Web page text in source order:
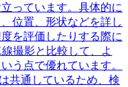
っています。具体的に
位置、形状などを詳し
を評価したりする際に
撮影と比較して、よ
う点で優れています。
共通しているため、検